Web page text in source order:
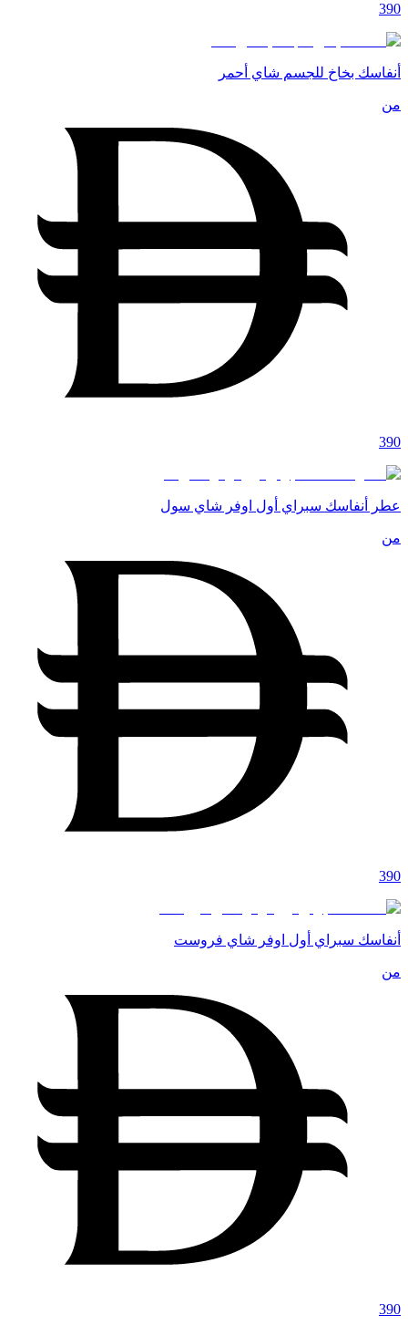
390
أنفاسك بخاخ للجسم شاي أحمر
من
390
عطر أنفاسك سبراي أول اوفر شاي سول
من
390
أنفاسك سبراي أول اوفر شاي فروست
من
390